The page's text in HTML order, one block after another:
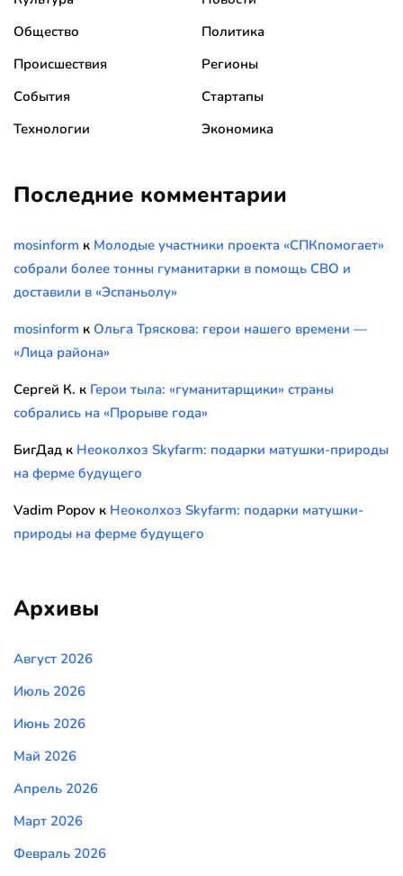
Общество
Политика
Происшествия
Регионы
События
Стартапы
Технологии
Экономика
Последние комментарии
mosinform к Молодые участники проекта «СПКпомогает»
собрали более тонны гуманитарки в помощь СВО и
доставили в «Эспаньолу»
mosinform к Ольга Тряскова: герои нашего времени —
«Лица района»
Сергей К. к Герои тыла: «гуманитарщики» страны
собрались на «Прорыве года»
БигДад к Неоколхоз Skyfarm: подарки матушки-природы
на ферме будущего
Vadim Popov к Неоколхоз Skyfarm: подарки матушки-
природы на ферме будущего
Архивы
Август 2026
Июль 2026
Июнь 2026
Май 2026
Апрель 2026
Март 2026
Февраль 2026